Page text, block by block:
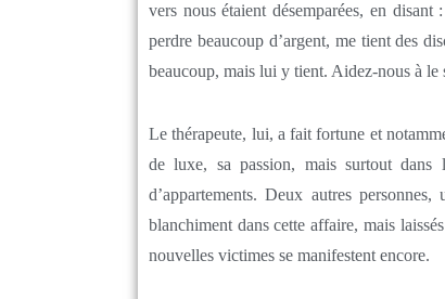
vers nous étaient désemparées, en
perdre beaucoup d’argent, me tient des
beaucoup, mais lui y tient. Aidez-nous à
Le thérapeute, lui, a fait fortune et
de luxe, sa passion, mais surtout dans
d’appartements. Deux autres
blanchiment dans cette affaire, mais
nouvelles victimes se manifestent encore.